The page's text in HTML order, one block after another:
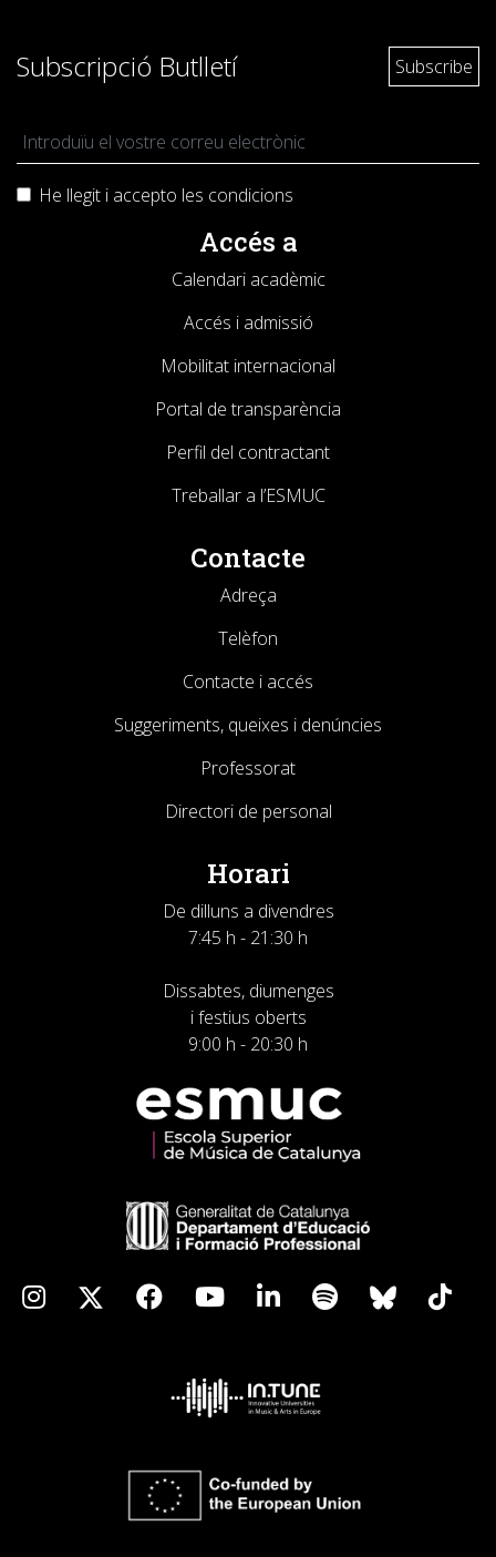
Subscripció Butlletí
He llegit i accepto les condicions
Accés a
Calendari acadèmic
Accés i admissió
Mobilitat internacional
Portal de transparència
Perfil del contractant
Treballar a l’ESMUC
Contacte
Adreça
Telèfon
Contacte i accés
Suggeriments, queixes i denúncies
Professorat
Directori de personal
Horari
De dilluns a divendres
7:45 h - 21:30 h
Dissabtes, diumenges
i festius oberts
9:00 h - 20:30 h